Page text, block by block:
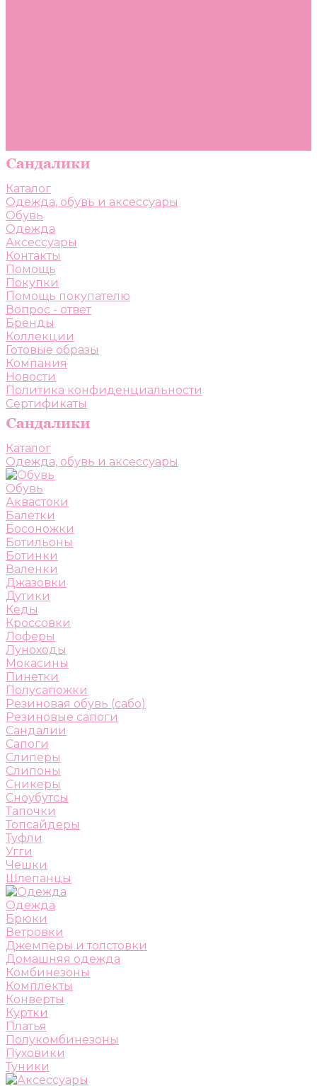
Каталог
Одежда, обувь и аксессуары
Обувь
Одежда
Аксессуары
Контакты
Помощь
Покупки
Помощь покупателю
Вопрос - ответ
Бренды
Коллекции
Готовые образы
Компания
Новости
Политика конфиденциальности
Сертификаты
Каталог
Одежда, обувь и аксессуары
Обувь
Аквастоки
Балетки
Босоножки
Ботильоны
Ботинки
Валенки
Джазовки
Дутики
Кеды
Кроссовки
Лоферы
Луноходы
Мокасины
Пинетки
Полусапожки
Резиновая обувь (сабо)
Резиновые сапоги
Сандалии
Сапоги
Слиперы
Слипоны
Сникеры
Сноубутсы
Тапочки
Топсайдеры
Туфли
Угги
Чешки
Шлепанцы
Одежда
Брюки
Ветровки
Джемперы и толстовки
Домашняя одежда
Комбинезоны
Комплекты
Конверты
Куртки
Платья
Полукомбинезоны
Пуховики
Туники